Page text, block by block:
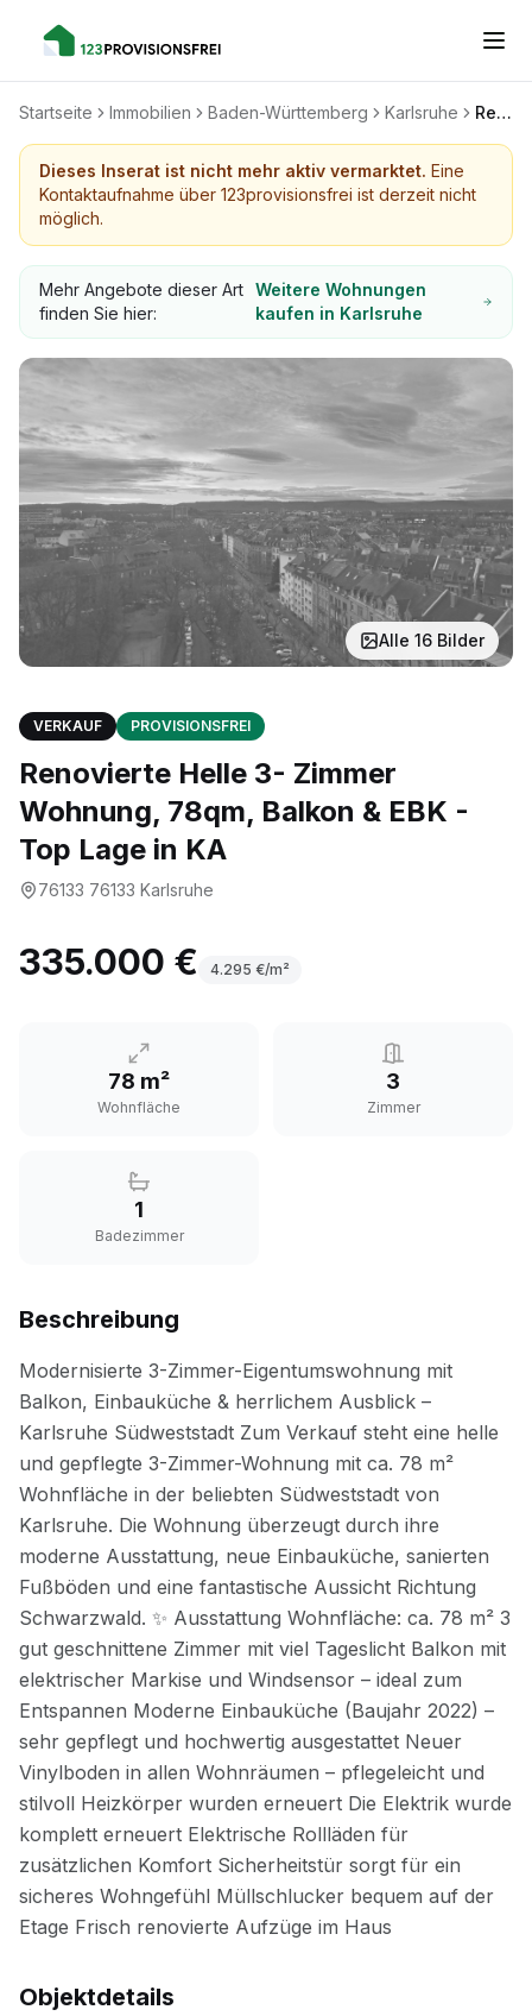
Startseite Immobilien Baden-Württemberg Karlsruhe Renovierte Helle 3- Zimmer Wohnung, 78qm, Balkon & EBK - Top Lage in KA
Dieses Inserat ist nicht mehr aktiv vermarktet. Eine
Kontaktaufnahme über 123provisionsfrei ist derzeit nicht
möglich.
Mehr Angebote dieser Art
finden Sie hier:
Weitere Wohnungen
kaufen in Karlsruhe
Alle 16 Bilder
VERKAUF PROVISIONSFREI
Renovierte Helle 3- Zimmer
Wohnung, 78qm, Balkon & EBK -
Top Lage in KA
76133 76133 Karlsruhe
335.000 € 4.295 €/m²
78 m²
Wohnfläche
3
Zimmer
1
Badezimmer
Beschreibung
Objektdetails